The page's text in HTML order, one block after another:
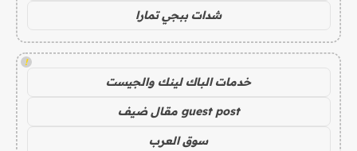
شدات ببجي تمارا
!
خدمات الباك لينك والجيست
guest post مقال ضيف
سوق العرب